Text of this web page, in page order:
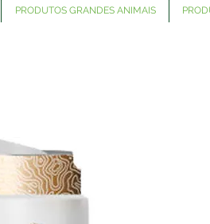
PRODUTOS GRANDES ANIMAIS